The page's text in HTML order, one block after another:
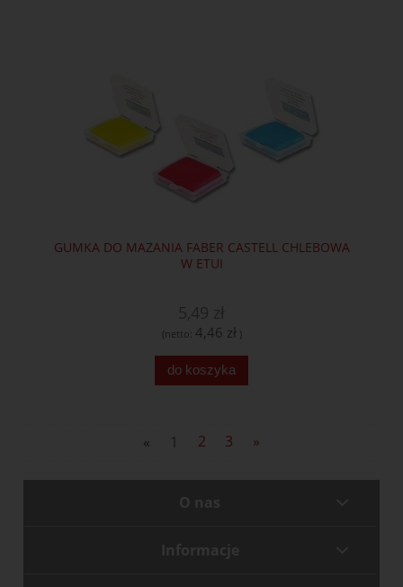
GUMKA DO MAZANIA FABER CASTELL CHLEBOWA
W ETUI
(netto: 4,46 zł )
do koszyka
« 1 2 3 »